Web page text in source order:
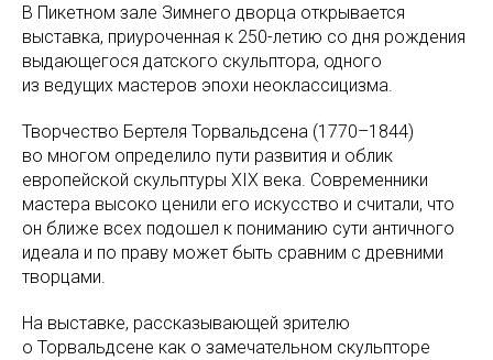
В Пикетном зале Зимнего дворца открывается
выставка, приуроченная к 250-летию со дня рождения
выдающегося датского скульптора, одного
из ведущих мастеров эпохи неоклассицизма.
Творчество Бертеля Торвальдсена (1770–1844)
во многом определило пути развития и облик
европейской скульптуры XIX века. Современники
мастера высоко ценили его искусство и считали, что
он ближе всех подошел к пониманию сути античного
идеала и по праву может быть сравним с древними
творцами.
На выставке, рассказывающей зрителю
о Торвальдсене как о замечательном скульпторе